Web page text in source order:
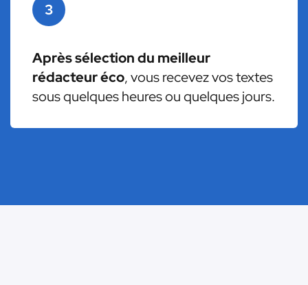
3
Après sélection du meilleur
rédacteur éco, vous recevez vos textes
sous quelques heures ou quelques jours.